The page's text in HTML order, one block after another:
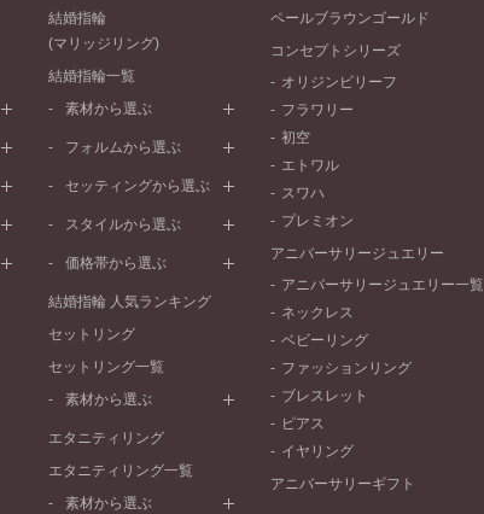
結婚指輪
(マリッジリング)
結婚指輪一覧
素材から選ぶ
プラチナ
ピンクゴールド
ペールブラウンゴールド
フォルムから選ぶ
ストレートライン
V字ライン
セッティングから選ぶ
プレーン
セベラルメレ
ラインメレ
スタイルから選ぶ
シンプル
モード
エレガント
ゴージャス
価格帯から選ぶ
50万円～
20万円～30万円
10万円～20万円
結婚指輪 人気ランキング
セットリング
セットリング一覧
素材から選ぶ
プラチナ
エタニティリング
エタニティリング一覧
素材から選ぶ
ペールブラウンゴールド
コンセプトシリーズ
オリジンビリーフ
フラワリー
初空
エトワル
スワハ
プレミオン
アニバーサリージュエリー
アニバーサリージュエリー一覧
ネックレス
ベビーリング
ファッションリング
ブレスレット
ピアス
イヤリング
アニバーサリーギフト